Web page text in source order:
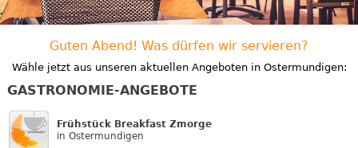
Guten Abend! Was dürfen wir servieren?
Wähle jetzt aus unseren aktuellen Angeboten in Ostermundigen:
GASTRONOMIE-ANGEBOTE
Frühstück Breakfast Zmorge
in Ostermundigen